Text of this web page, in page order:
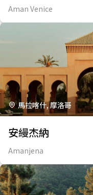
Aman Venice
馬拉喀什, 摩洛哥
安縵杰納
Amanjena